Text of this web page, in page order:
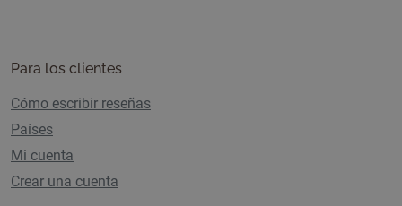
Para los clientes
Cómo escribir reseñas
Países
Mi cuenta
Crear una cuenta